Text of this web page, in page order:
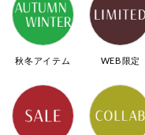
秋冬アイテム WEB限定